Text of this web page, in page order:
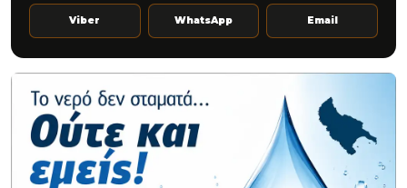
Viber WhatsApp Email